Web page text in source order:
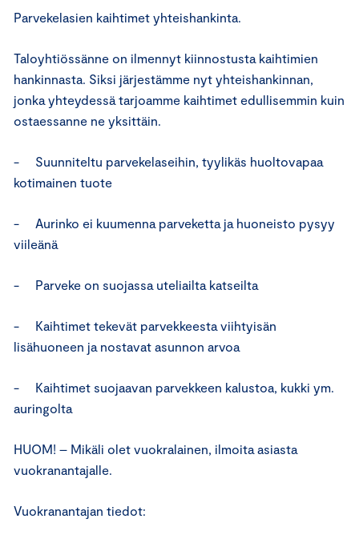
Parvekelasien kaihtimet yhteishankinta.
Taloyhtiössänne on ilmennyt kiinnostusta kaihtimien
hankinnasta. Siksi järjestämme nyt yhteishankinnan,
jonka yhteydessä tarjoamme kaihtimet edullisemmin kuin
ostaessanne ne yksittäin.
- Suunniteltu parvekelaseihin, tyylikäs huoltovapaa
kotimainen tuote
- Aurinko ei kuumenna parveketta ja huoneisto pysyy
viileänä
- Parveke on suojassa uteliailta katseilta
- Kaihtimet tekevät parvekkeesta viihtyisän
lisähuoneen ja nostavat asunnon arvoa
- Kaihtimet suojaavan parvekkeen kalustoa, kukki ym.
auringolta
HUOM! – Mikäli olet vuokralainen, ilmoita asiasta
vuokranantajalle.
Vuokranantajan tiedot: